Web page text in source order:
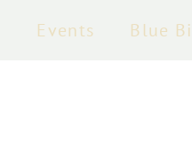
Events Blue